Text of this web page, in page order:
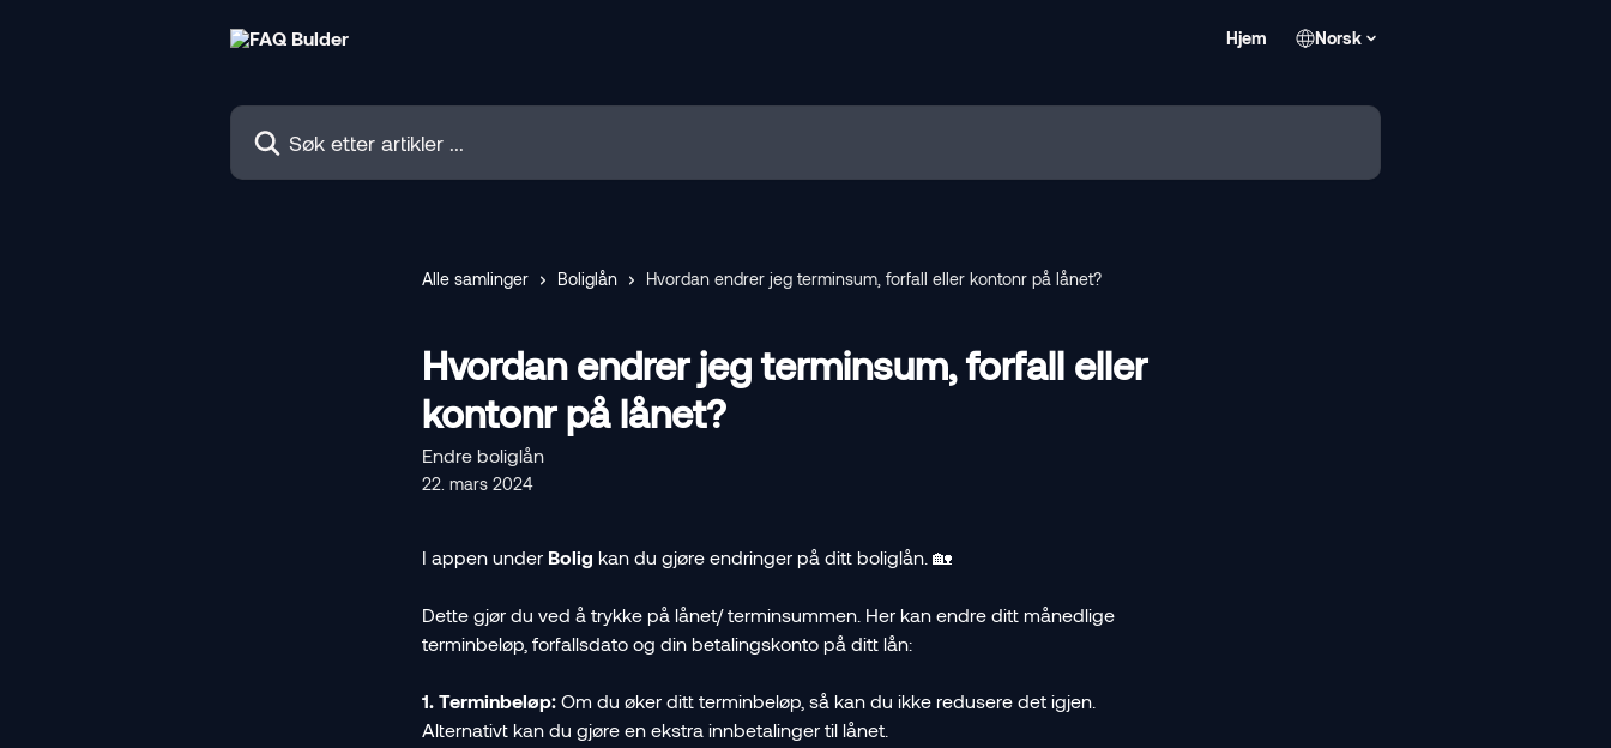
Hjem Norsk
Søk etter artikler ...
Alle samlinger Boliglån Hvordan endrer jeg terminsum, forfall eller kontonr på lånet?
Hvordan endrer jeg terminsum, forfall eller
kontonr på lånet?
Endre boliglån
22. mars 2024
I appen under Bolig kan du gjøre endringer på ditt boliglån. 🏡
Dette gjør du ved å trykke på lånet/ terminsummen. Her kan endre ditt månedlige
terminbeløp, forfallsdato og din betalingskonto på ditt lån:
1. Terminbeløp: Om du øker ditt terminbeløp, så kan du ikke redusere det igjen.
Alternativt kan du gjøre en ekstra innbetalinger til lånet.